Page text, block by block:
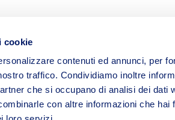
cookie
contenuti ed annunci, per
traffico. Condividiamo inoltre
che si occupano di analisi dei dati
con altre informazioni che hai